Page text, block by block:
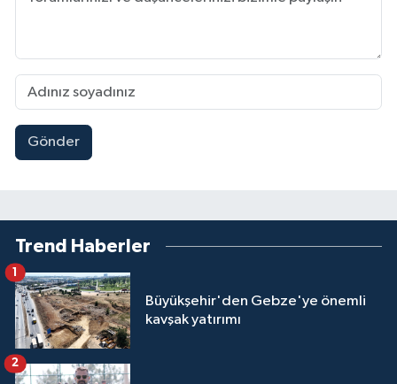
Gönder
Trend Haberler
Büyükşehir'den Gebze'ye önemli
kavşak yatırımı
1
2